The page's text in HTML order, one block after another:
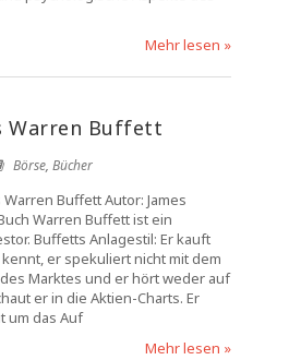
Mehr lesen »
Warren Buffett
Börse, Bücher
Buffett Autor: James
Warren Buffett ist ein
Buffetts Anlagestil: Er kauft
er spekuliert nicht mit dem
Marktes und er hört weder auf
er in die Aktien-Charts. Er
um das Auf
Mehr lesen »